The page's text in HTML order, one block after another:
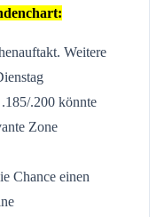
Weitere
.200 könnte
Zone
Chance einen